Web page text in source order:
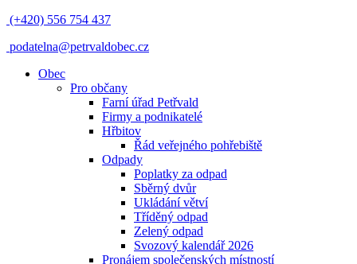
(+420) 556 754 437
podatelna@petrvaldobec.cz
Obec
Pro občany
Farní úřad Petřvald
Firmy a podnikatelé
Hřbitov
Řád veřejného pohřebiště
Odpady
Poplatky za odpad
Sběrný dvůr
Ukládání větví
Tříděný odpad
Zelený odpad
Svozový kalendář 2026
Pronájem společenských místností